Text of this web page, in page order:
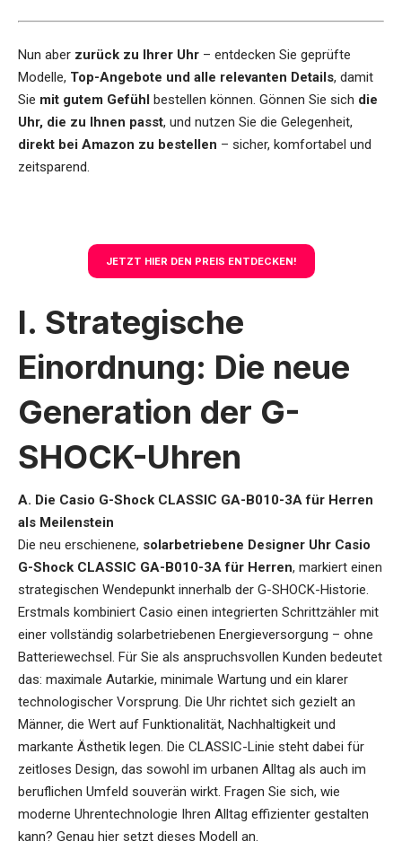
Nun aber zurück zu Ihrer Uhr – entdecken Sie geprüfte
Modelle, Top-Angebote und alle relevanten Details, damit
Sie mit gutem Gefühl bestellen können. Gönnen Sie sich die
Uhr, die zu Ihnen passt, und nutzen Sie die Gelegenheit,
direkt bei Amazon zu bestellen – sicher, komfortabel und
zeitsparend.
JETZT HIER DEN PREIS ENTDECKEN!
I. Strategische
Einordnung: Die neue
Generation der G-
SHOCK-Uhren
A. Die Casio G-Shock CLASSIC GA-B010-3A für Herren
als Meilenstein
Die neu erschienene, solarbetriebene Designer Uhr Casio
G-Shock CLASSIC GA-B010-3A für Herren, markiert einen
strategischen Wendepunkt innerhalb der G-SHOCK-Historie.
Erstmals kombiniert Casio einen integrierten Schrittzähler mit
einer vollständig solarbetriebenen Energieversorgung – ohne
Batteriewechsel. Für Sie als anspruchsvollen Kunden bedeutet
das: maximale Autarkie, minimale Wartung und ein klarer
technologischer Vorsprung. Die Uhr richtet sich gezielt an
Männer, die Wert auf Funktionalität, Nachhaltigkeit und
markante Ästhetik legen. Die CLASSIC-Linie steht dabei für
zeitloses Design, das sowohl im urbanen Alltag als auch im
beruflichen Umfeld souverän wirkt. Fragen Sie sich, wie
moderne Uhrentechnologie Ihren Alltag effizienter gestalten
kann? Genau hier setzt dieses Modell an.